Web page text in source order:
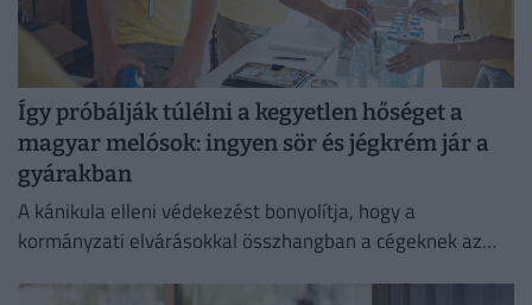
Így próbálják túlélni a kegyetlen hőséget a
magyar melósok: ingyen sör és jégkrém jár a
gyárakban
A kánikula elleni védekezést bonyolítja, hogy a
kormányzati elvárásokkal összhangban a cégeknek az